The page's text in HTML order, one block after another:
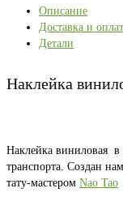
виниловая
«Счастливый
билет
горы»
Описание
Доставка и
Детали
Наклейка
Наклейка виниловая в
транспорта. Создан
тату-мастером Nao Tao